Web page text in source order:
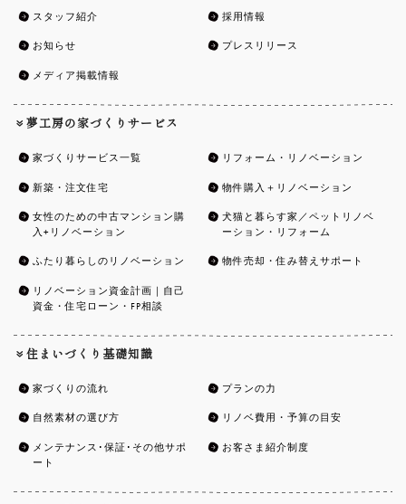
スタッフ紹介 採用情報
お知らせ プレスリリース
メディア掲載情報
夢工房の家づくりサービス
家づくりサービス一覧 リフォーム・リノベーション
新築・注文住宅 物件購入＋リノベーション
女性のための中古マンション購
入+リノベーション
犬猫と暮らす家／ペットリノベ
ーション・リフォーム
ふたり暮らしのリノベーション 物件売却・住み替えサポート
リノベーション資金計画｜自己
資金・住宅ローン・FP相談
住まいづくり基礎知識
家づくりの流れ プランの力
自然素材の選び方 リノベ費用・予算の目安
メンテナンス･保証･その他サポ
ート
お客さま紹介制度